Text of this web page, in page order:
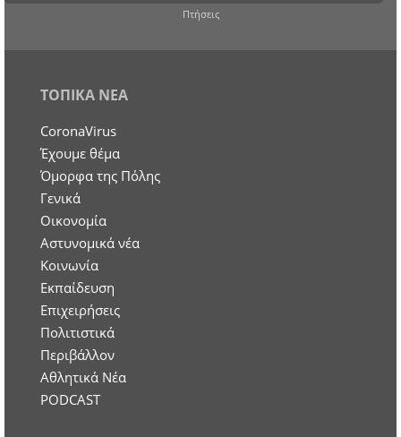
Πτήσεις
ΤΟΠΙΚΑ ΝΕΑ
CoronaVirus
Έχουμε θέμα
Όμορφα της Πόλης
Γενικά
Οικονομία
Aστυνομικά νέα
Κοινωνία
Εκπαίδευση
Επιχειρήσεις
Πολιτιστικά
Περιβάλλον
Αθλητικά Νέα
PODCAST